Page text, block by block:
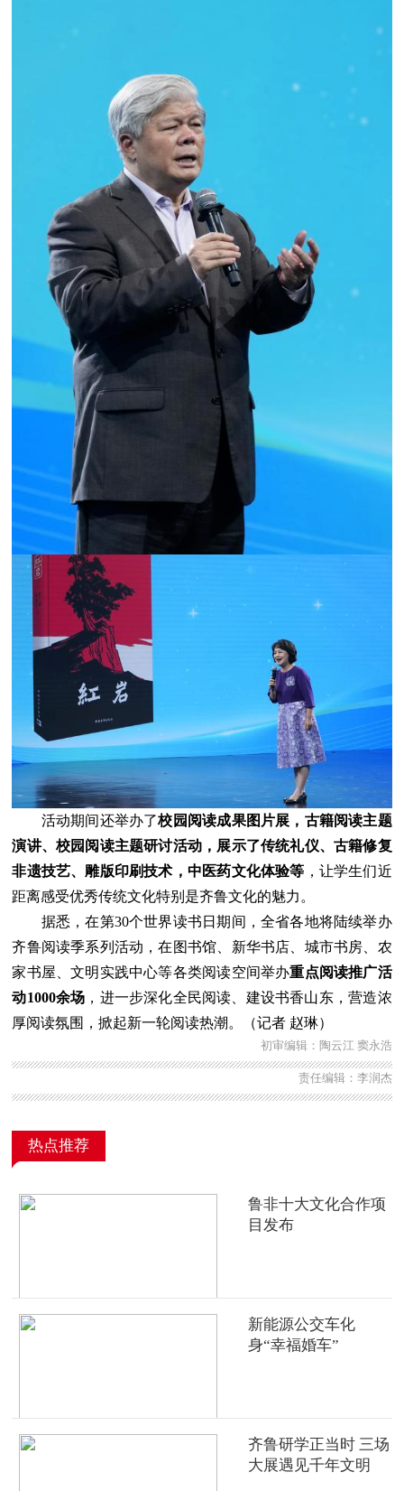
活动期间还举办了校园阅读成果图片展，古籍阅读主题
演讲、校园阅读主题研讨活动，展示了传统礼仪、古籍修复
非遗技艺、雕版印刷技术，中医药文化体验等 ，让学生们近
距离感受优秀传统文化特别是齐鲁文化的魅力。
据悉，在第30个世界读书日期间，全省各地将陆续举办
齐鲁阅读季系列活动，在图书馆、新华书店、城市书房、农
家书屋、文明实践中心等各类阅读空间举办重点阅读推广活
动1000余场 ，进一步深化全民阅读、建设书香山东，营造浓
厚阅读氛围，掀起新一轮阅读热潮。（记者 赵琳）
初审编辑：陶云江 窦永浩
责任编辑：李润杰
热点推荐
鲁非十大文化合作项
目发布
新能源公交车化
身“幸福婚车”
齐鲁研学正当时 三场
大展遇见千年文明